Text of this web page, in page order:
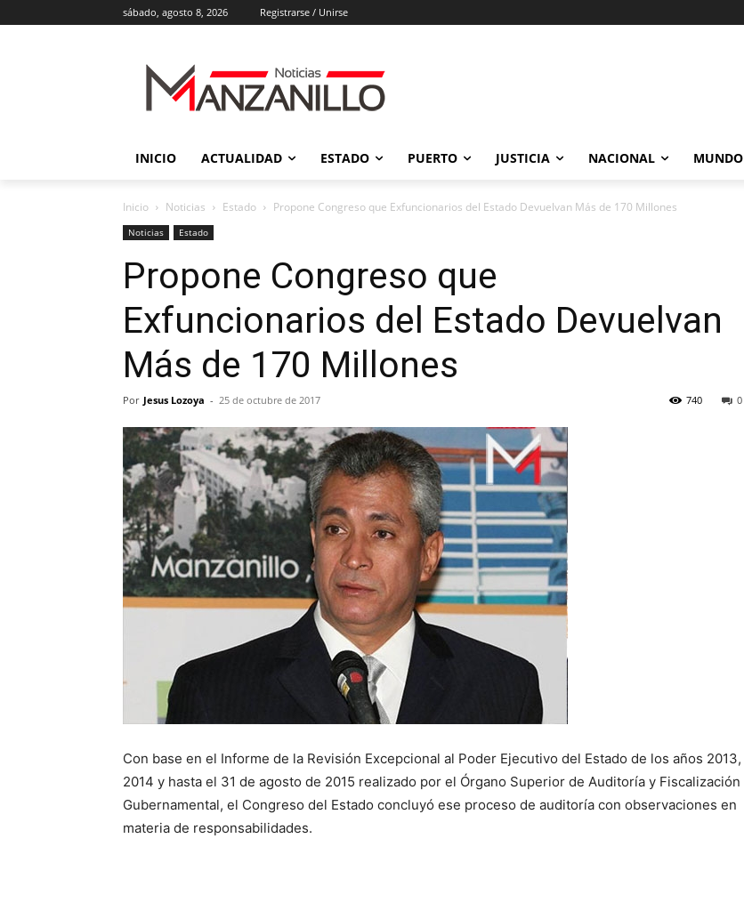
sábado, agosto 8, 2026 Registrarse / Unirse
INICIO ACTUALIDAD ESTADO PUERTO JUSTICIA NACIONAL MUNDO
Inicio Noticias Estado Propone Congreso que Exfuncionarios del Estado Devuelvan Más de 170 Millones
Noticias Estado
Propone Congreso que
Exfuncionarios del Estado Devuelvan
Más de 170 Millones
Por Jesus Lozoya - 25 de octubre de 2017 0
740
Con base en el Informe de la Revisión Excepcional al Poder Ejecutivo del Estado de los años 2013,
2014 y hasta el 31 de agosto de 2015 realizado por el Órgano Superior de Auditoría y Fiscalización
Gubernamental, el Congreso del Estado concluyó ese proceso de auditoría con observaciones en
materia de responsabilidades.